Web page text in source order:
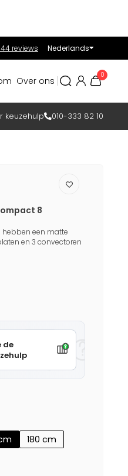
reviews Nederlands
Over ons
0
keuzehulp 010-333 82 10
8
hebben een matte
en 3 convectoren
de
180 cm